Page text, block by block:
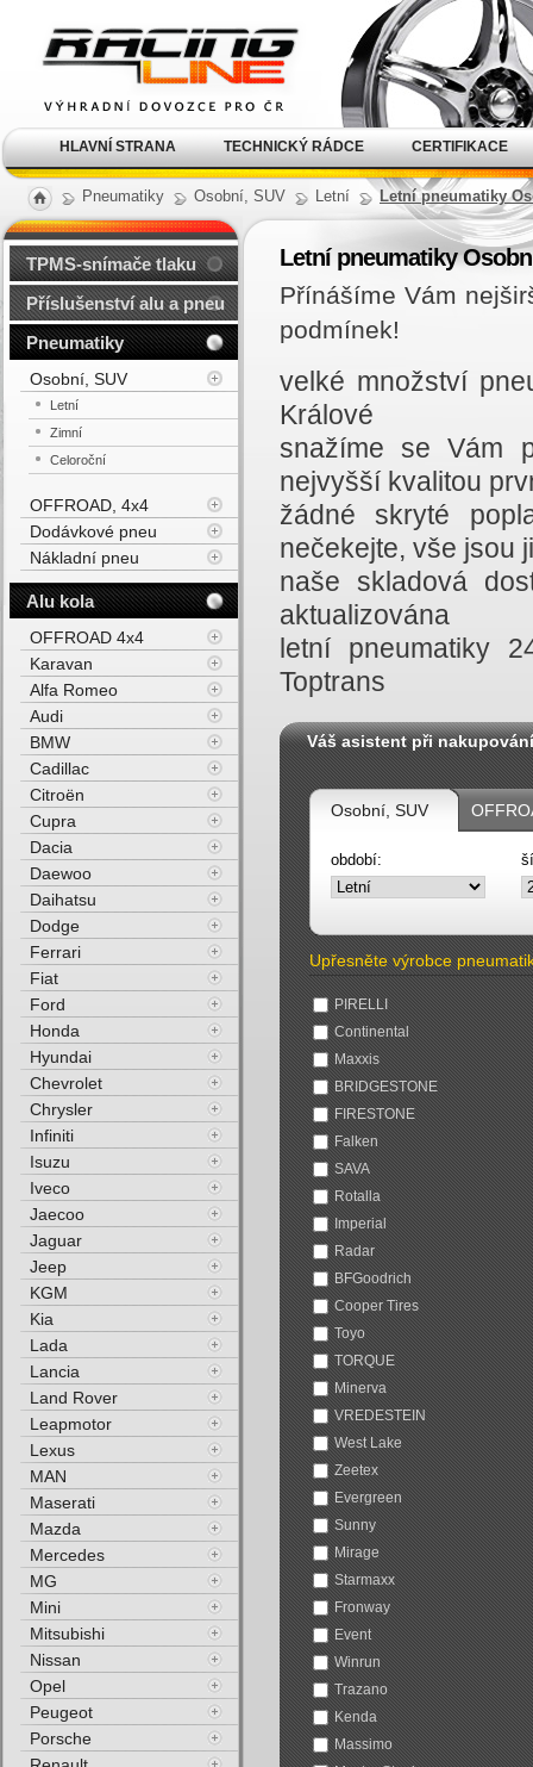
Pneumatiky Osobní, SUV Letní Letní pneumatiky
Letní pneumatiky
Přínášíme Vám
podmínek!
velké množství
Králové
snažíme se Vám
nejvyšší kvalitou
žádné skryté
nečekejte, vše jsou
naše skladová
aktualizována
letní pneumatiky
Toptrans
Váš asistent při nakupování
Osobní, SUV
období:
Upřesněte výrobce
PIRELLI
Continental
Maxxis
BRIDGESTONE
FIRESTONE
Falken
SAVA
Rotalla
Imperial
Radar
BFGoodrich
Cooper Tires
Toyo
TORQUE
Minerva
VREDESTEIN
West Lake
Zeetex
Evergreen
Sunny
Mirage
Starmaxx
Fronway
Event
Winrun
Trazano
Kenda
Massimo
TPMS-snímače tlaku
Příslušenství alu a pneu
Pneumatiky
Osobní, SUV
Letní
Zimní
Celoroční
OFFROAD, 4x4
Dodávkové pneu
Nákladní pneu
Alu kola
OFFROAD 4x4
Karavan
Alfa Romeo
Audi
BMW
Cadillac
Citroën
Cupra
Dacia
Daewoo
Daihatsu
Dodge
Ferrari
Fiat
Ford
Honda
Hyundai
Chevrolet
Chrysler
Infiniti
Isuzu
Iveco
Jaecoo
Jaguar
Jeep
KGM
Kia
Lada
Lancia
Land Rover
Leapmotor
Lexus
MAN
Maserati
Mazda
Mercedes
MG
Mini
Mitsubishi
Nissan
Opel
Peugeot
Porsche
kola Racing Line
HLAVNÍ STRANA TECHNICKÝ RÁDCE CERTIFIKACE